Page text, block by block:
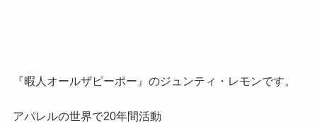
『暇人オールザピーポー』のジュンティ・レモンです。
アパレルの世界で20年間活動